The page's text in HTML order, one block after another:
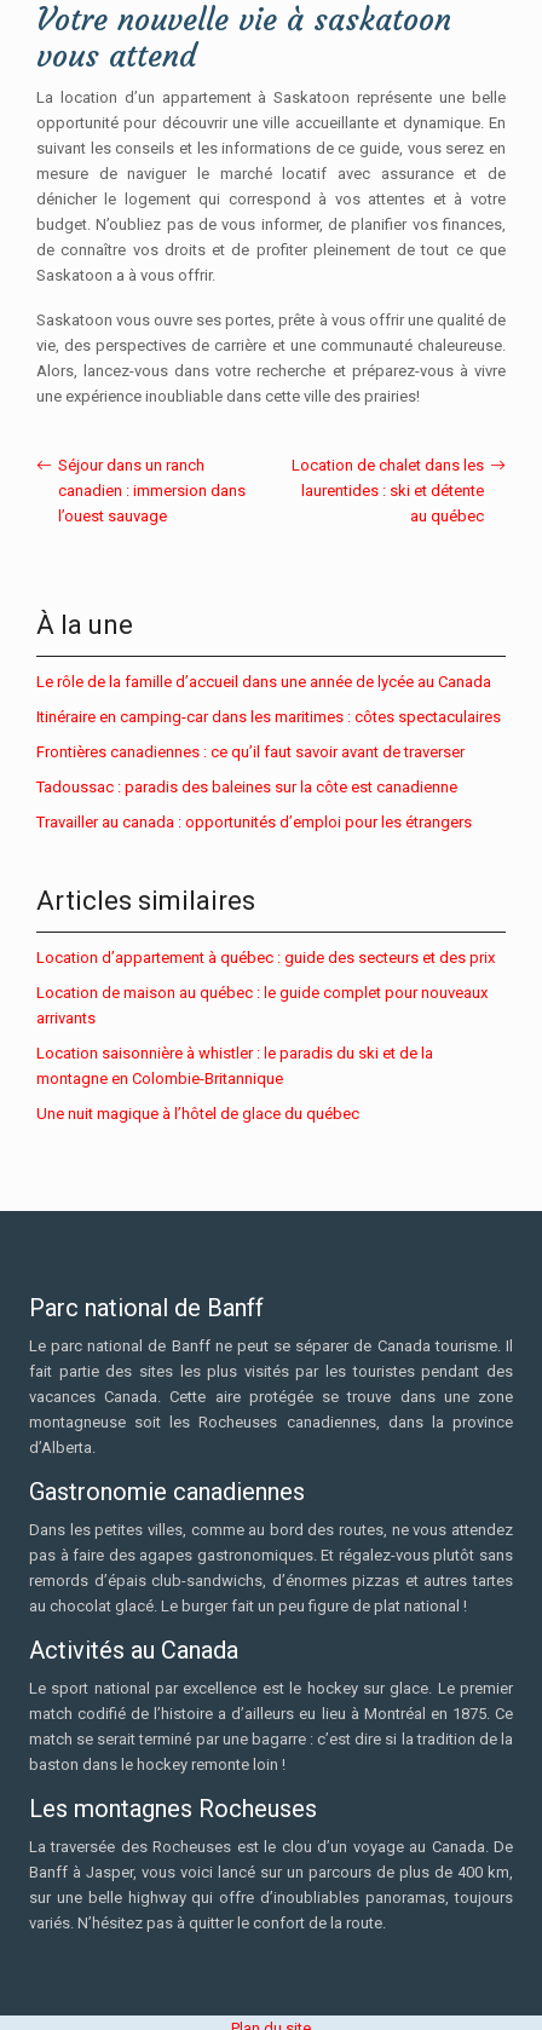
Votre nouvelle vie à saskatoon
vous attend
La location d’un appartement à Saskatoon représente une belle
opportunité pour découvrir une ville accueillante et dynamique. En
suivant les conseils et les informations de ce guide, vous serez en
mesure de naviguer le marché locatif avec assurance et de
dénicher le logement qui correspond à vos attentes et à votre
budget. N’oubliez pas de vous informer, de planifier vos finances,
de connaître vos droits et de profiter pleinement de tout ce que
Saskatoon a à vous offrir.
Saskatoon vous ouvre ses portes, prête à vous offrir une qualité de
vie, des perspectives de carrière et une communauté chaleureuse.
Alors, lancez-vous dans votre recherche et préparez-vous à vivre
une expérience inoubliable dans cette ville des prairies!
Séjour dans un ranch
canadien : immersion dans
l’ouest sauvage
Location de chalet dans les
laurentides : ski et détente
au québec
À la une
Le rôle de la famille d’accueil dans une année de lycée au Canada
Itinéraire en camping-car dans les maritimes : côtes spectaculaires
Frontières canadiennes : ce qu’il faut savoir avant de traverser
Tadoussac : paradis des baleines sur la côte est canadienne
Travailler au canada : opportunités d’emploi pour les étrangers
Articles similaires
Location d’appartement à québec : guide des secteurs et des prix
Location de maison au québec : le guide complet pour nouveaux
arrivants
Location saisonnière à whistler : le paradis du ski et de la
montagne en Colombie-Britannique
Une nuit magique à l’hôtel de glace du québec
Parc national de Banff
Le parc national de Banff ne peut se séparer de Canada tourisme. Il
fait partie des sites les plus visités par les touristes pendant des
vacances Canada. Cette aire protégée se trouve dans une zone
montagneuse soit les Rocheuses canadiennes, dans la province
d’Alberta.
Gastronomie canadiennes
Dans les petites villes, comme au bord des routes, ne vous attendez
pas à faire des agapes gastronomiques. Et régalez-vous plutôt sans
remords d’épais club-sandwichs, d’énormes pizzas et autres tartes
au chocolat glacé. Le burger fait un peu figure de plat national !
Activités au Canada
Le sport national par excellence est le hockey sur glace. Le premier
match codifié de l’histoire a d’ailleurs eu lieu à Montréal en 1875. Ce
match se serait terminé par une bagarre : c’est dire si la tradition de la
baston dans le hockey remonte loin !
Les montagnes Rocheuses
La traversée des Rocheuses est le clou d’un voyage au Canada. De
Banff à Jasper, vous voici lancé sur un parcours de plus de 400 km,
sur une belle highway qui offre d’inoubliables panoramas, toujours
variés. N’hésitez pas à quitter le confort de la route.